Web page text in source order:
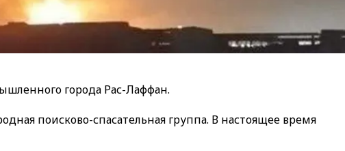
города Рас-Лаффан.
поисково-спасательная группа. В настоящее время